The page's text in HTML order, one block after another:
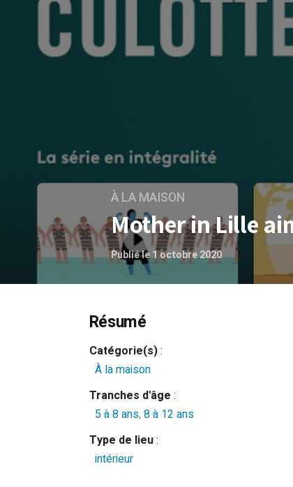
À LA MAISON
Mother in Lille
Publié le 1 octobre 2020
Résumé
Catégorie(s):
À la maison
Tranches d'âge :
5 à 8 ans, 8 à 12 ans
Type de lieu:
intérieur